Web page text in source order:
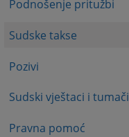
Podnošenje pritužbi
Sudske takse
Pozivi
Sudski vještaci i tumači
Pravna pomoć